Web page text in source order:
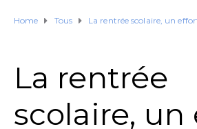
Home Tous La rentrée scolaire, un
La rentrée
scolaire,